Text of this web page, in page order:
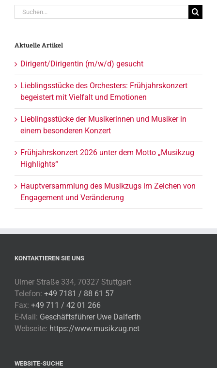
Suche
nach:
Aktuelle Artikel
Dirigent/Dirigentin (m/w/d) gesucht
Lieblingsstücke des Orchesters: Frühjahrskonzert
begeistert mit Vielfalt und Emotionen
Lieblingsstücke der Musikerinnen und Musiker in
einem besonderen Konzert
Frühjahrskonzert 2026 unter dem Motto „Musikzug
Highlights“
Hauptversammlung des Musikzugs im Zeichen von
Engagement und Veränderung
KONTAKTIEREN SIE UNS
Ulmer Straße 334, 70327 Stuttgart
Telefon: +49 7181 / 88 61 57
Fax: +49 711 / 42 01 266
E-Mail: Geschäftsführer Uwe Dalferth
Webseite: https://www.musikzug.net
WEBSITE-SUCHE